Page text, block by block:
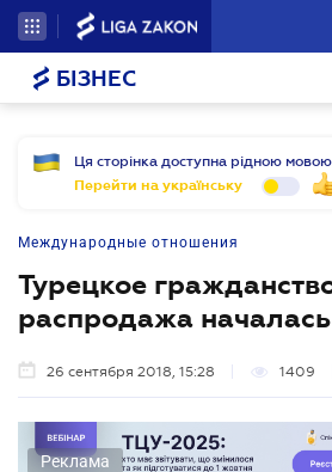
БІЗНЕС
Ця сторінка доступна рідною
Перейти на українську
Международные отношения
Турецкое
распродажа началась
26 сентября 2018, 15:28 1409
Реклама